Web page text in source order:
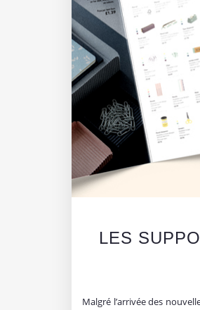
LES
Malgré l’arrivée des